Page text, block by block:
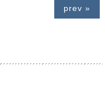
prev »